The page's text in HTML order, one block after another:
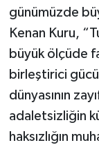
günümüzde
Kenan Kuru,
büyük ölçüde
birleştirici
dünyasının
adaletsizliğin
haksızlığın